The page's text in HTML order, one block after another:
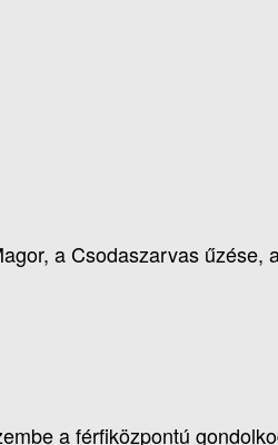
a Csodaszarvas űzése,
a férfiközpontú